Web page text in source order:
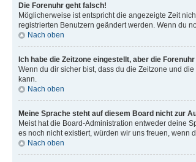
Die Forenuhr geht falsch!
Möglicherweise ist entspricht die angezeigte Zeit
registrierten Benutzern geändert werden. Wenn du
Nach oben
Ich habe die Zeitzone eingestellt, aber die
Wenn du dir sicher bist, dass du die Zeitzone und
kann.
Nach oben
Meine Sprache steht auf diesem Board nicht zur
Meist hat die Board-Administration entweder deine
es noch nicht existiert, würden wir uns freuen, wenn
Nach oben